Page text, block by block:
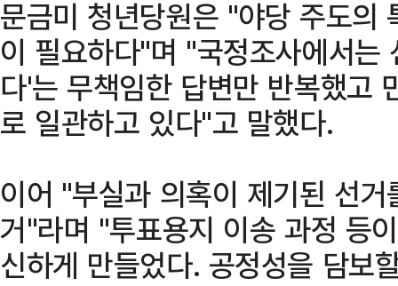
문금미 청년당원은 "야당 주도의
이 필요하다"며 "국정조사에서는
다'는 무책임한 답변만 반복했고
로 일관하고 있다"고 말했다.
이어 "부실과 의혹이 제기된 선
거"라며 "투표용지 이송 과정 등
신하게 만들었다. 공정성을 담보